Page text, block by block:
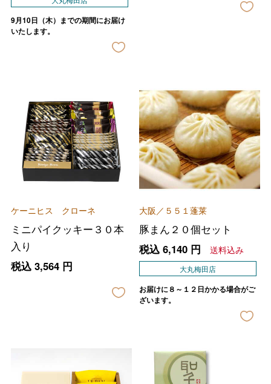
9月10日（木）までの期間にお届け
いたします。
ケーニヒス クローネ
ミニパイクッキー３０本
入り
税込 3,564円
大阪／５５１蓬莱
豚まん２０個セット
税込 6,140円 送料込み
大丸梅田店
お届けに８～１２日かかる場合がご
ざいます。